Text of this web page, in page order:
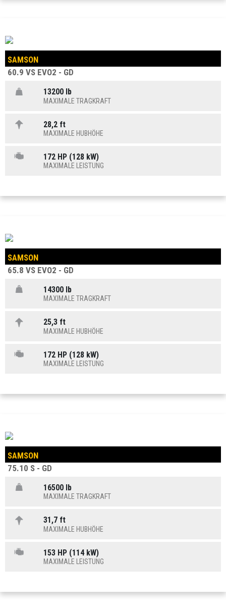
SAMSON
60.9 VS EVO2 - GD
13200 lb
MAXIMALE TRAGKRAFT
28,2 ft
MAXIMALE HUBHÖHE
172 HP (128 kW)
MAXIMALE LEISTUNG
SAMSON
65.8 VS EVO2 - GD
14300 lb
MAXIMALE TRAGKRAFT
25,3 ft
MAXIMALE HUBHÖHE
172 HP (128 kW)
MAXIMALE LEISTUNG
SAMSON
75.10 S - GD
16500 lb
MAXIMALE TRAGKRAFT
31,7 ft
MAXIMALE HUBHÖHE
153 HP (114 kW)
MAXIMALE LEISTUNG